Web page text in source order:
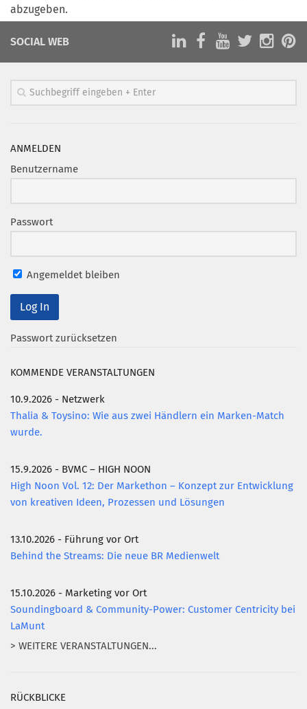
abzugeben.
SOCIAL WEB
ANMELDEN
Benutzername
Passwort
Angemeldet bleiben
Passwort zurücksetzen
KOMMENDE VERANSTALTUNGEN
10.9.2026 - Netzwerk
Thalia & Toysino: Wie aus zwei Händlern ein Marken-Match
wurde.
15.9.2026 - BVMC – HIGH NOON
High Noon Vol. 12: Der Markethon – Konzept zur Entwicklung
von kreativen Ideen, Prozessen und Lösungen
13.10.2026 - Führung vor Ort
Behind the Streams: Die neue BR Medienwelt
15.10.2026 - Marketing vor Ort
Soundingboard & Community-Power: Customer Centricity bei
LaMunt
> WEITERE VERANSTALTUNGEN...
RÜCKBLICKE